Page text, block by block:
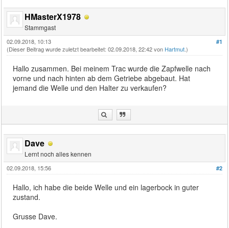
HMasterX1978
Stammgast
#1
02.09.2018, 10:13
(Dieser Beitrag wurde zuletzt bearbeitet: 02.09.2018, 22:42 von Hartmut.)
Hallo zusammen. Bei meinem Trac wurde die Zapfwelle nach
vorne und nach hinten ab dem Getriebe abgebaut. Hat
jemand die Welle und den Halter zu verkaufen?
Dave
Lernt noch alles kennen
#2
02.09.2018, 15:56
Hallo, ich habe die beide Welle und ein lagerbock in guter
zustand.
Grusse Dave.